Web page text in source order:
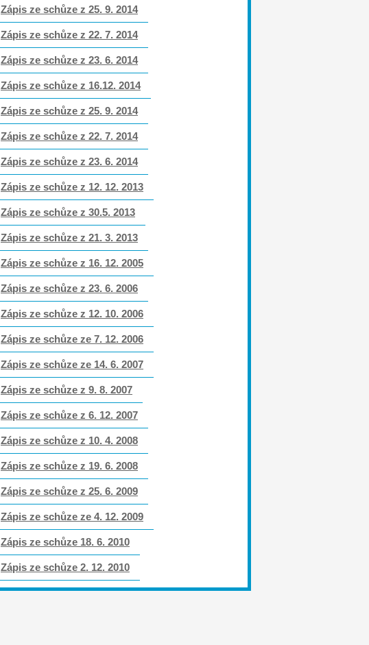
Zápis ze schůze z 25. 9. 2014
Zápis ze schůze z 22. 7. 2014
Zápis ze schůze z 23. 6. 2014
Zápis ze schůze z 16.12. 2014
Zápis ze schůze z 25. 9. 2014
Zápis ze schůze z 22. 7. 2014
Zápis ze schůze z 23. 6. 2014
Zápis ze schůze z 12. 12. 2013
Zápis ze schůze z 30.5. 2013
Zápis ze schůze z 21. 3. 2013
Zápis ze schůze z 16. 12. 2005
Zápis ze schůze z 23. 6. 2006
Zápis ze schůze z 12. 10. 2006
Zápis ze schůze ze 7. 12. 2006
Zápis ze schůze ze 14. 6. 2007
Zápis ze schůze z 9. 8. 2007
Zápis ze schůze z 6. 12. 2007
Zápis ze schůze z 10. 4. 2008
Zápis ze schůze z 19. 6. 2008
Zápis ze schůze z 25. 6. 2009
Zápis ze schůze ze 4. 12. 2009
Zápis ze schůze 18. 6. 2010
Zápis ze schůze 2. 12. 2010